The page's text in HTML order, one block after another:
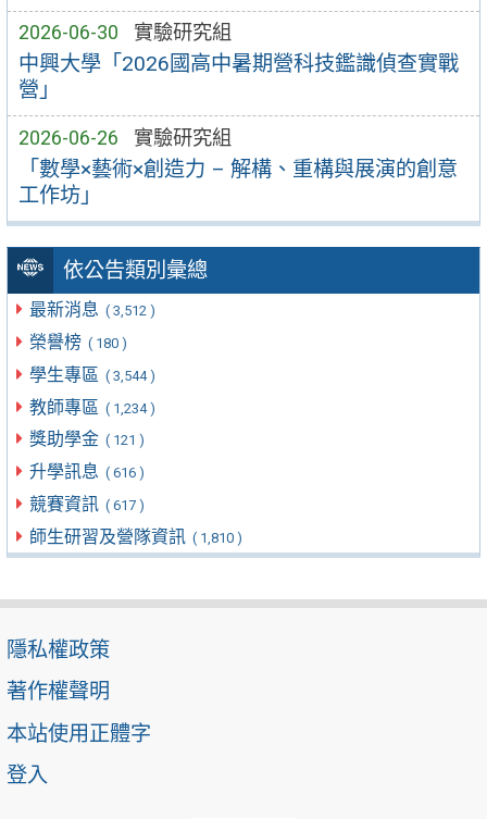
2026-06-30 實驗研究組
中興大學「2026國高中暑期營科技鑑識偵查實戰
營」
2026-06-26 實驗研究組
「數學×藝術×創造力 – 解構、重構與展演的創意
工作坊」
依公告類別彙總
最新消息 ( 3,512 )
榮譽榜 ( 180 )
學生專區 ( 3,544 )
教師專區 ( 1,234 )
獎助學金 ( 121 )
升學訊息 ( 616 )
競賽資訊 ( 617 )
師生研習及營隊資訊 ( 1,810 )
隱私權政策
著作權聲明
本站使用正體字
登入